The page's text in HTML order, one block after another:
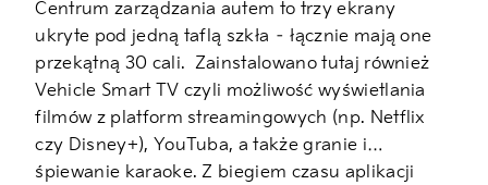
Centrum zarządzania autem to trzy ekrany
ukryte pod jedną taflą szkła – łącznie mają one
przekątną 30 cali. Zainstalowano tutaj również
Vehicle Smart TV czyli możliwość wyświetlania
filmów z platform streamingowych (np. Netflix
czy Disney+), YouTuba, a także granie i…
śpiewanie karaoke. Z biegiem czasu aplikacji